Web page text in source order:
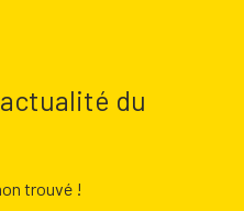
du
trouvé !